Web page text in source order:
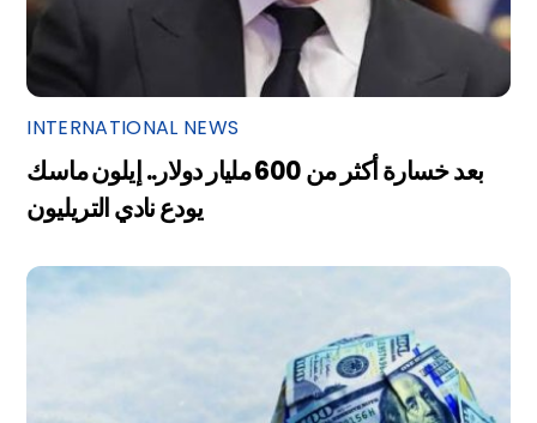
INTERNATIONAL NEWS
بعد خسارة أكثر من 600 مليار دولار.. إيلون ماسك
يودع نادي التريليون